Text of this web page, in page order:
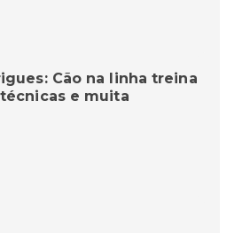
Cão na linha treina
e muita